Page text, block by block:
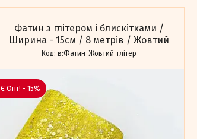
Фатин з глітером і блискітками /
Ширина - 15см / 8 метрів / Жовтий
в:Фатин-Жовтий-глітер
Є Опт! - 15%